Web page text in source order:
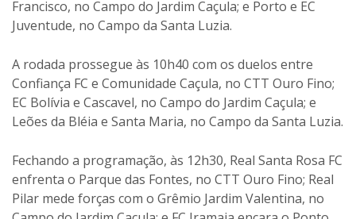
Francisco, no Campo do Jardim Caçula; e Porto e EC
Juventude, no Campo da Santa Luzia.
A rodada prossegue às 10h40 com os duelos entre
Confiança FC e Comunidade Caçula, no CTT Ouro Fino;
EC Bolívia e Cascavel, no Campo do Jardim Caçula; e
Leões da Bléia e Santa Maria, no Campo da Santa Luzia.
Fechando a programação, às 12h30, Real Santa Rosa FC
enfrenta o Parque das Fontes, no CTT Ouro Fino; Real
Pilar mede forças com o Grêmio Jardim Valentina, no